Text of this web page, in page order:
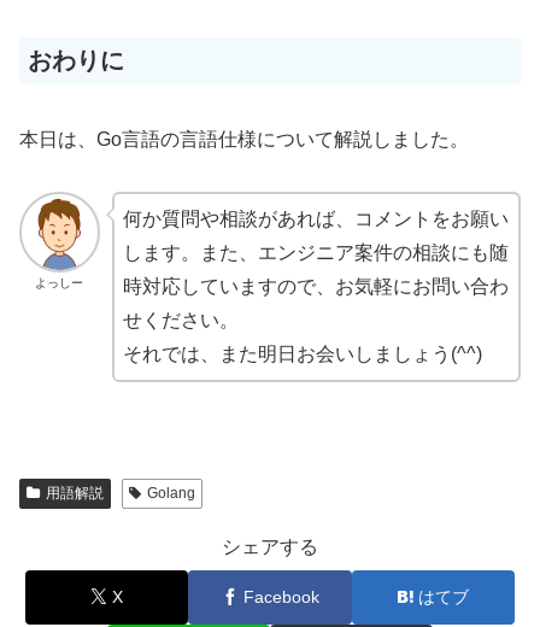
おわりに
本日は、Go言語の言語仕様について解説しました。
よっしー
何か質問や相談があれば、コメントをお願い
します。また、エンジニア案件の相談にも随
時対応していますので、お気軽にお問い合わ
せください。
それでは、また明日お会いしましょう(^^)
用語解説 Golang
シェアする
X Facebook はてブ